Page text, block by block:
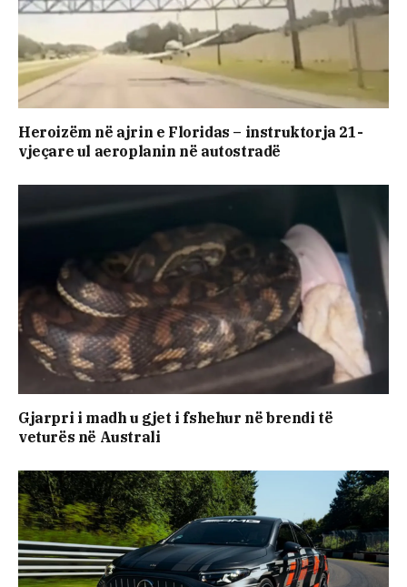
Heroizëm në ajrin e Floridas – instruktorja 21-
vjeçare ul aeroplanin në autostradë
Gjarpri i madh u gjet i fshehur në brendi të
veturës në Australi